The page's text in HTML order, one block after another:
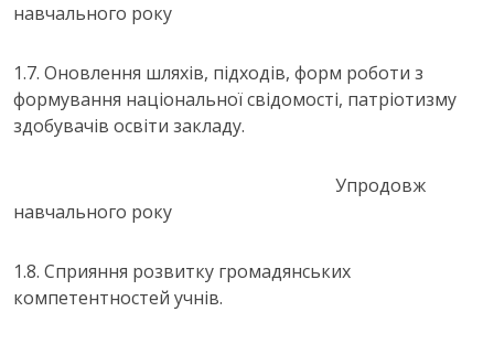
навчального року
1.7. Оновлення шляхів, підходів, форм роботи з
формування національної свідомості, патріотизму
здобувачів освіти закладу.
Упродовж
навчального року
1.8. Сприяння розвитку громадянських
компетентностей учнів.